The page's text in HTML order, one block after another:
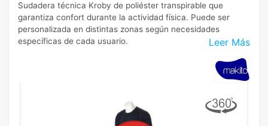
Leer Más
Sudadera técnica Kroby de poliéster transpirable que
garantiza confort durante la actividad física. Puede ser
personalizada en distintas zonas según necesidades
específicas de cada usuario.